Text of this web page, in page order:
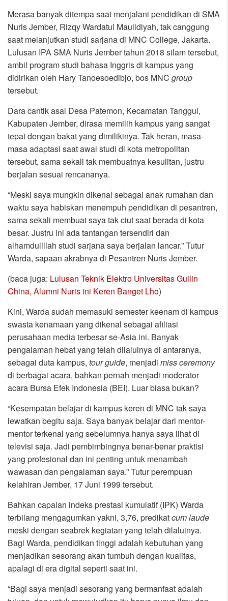
Merasa banyak ditempa saat menjalani pendidikan di SMA
Nuris Jember, Rizqy Wardatul Maulidiyah, tak canggung
saat melanjutkan studi sarjana di MNC College, Jakarta.
Lulusan IPA SMA Nuris Jember tahun 2018 silam tersebut,
ambil program studi bahasa Inggris di kampus yang
didirikan oleh Hary Tanoesoedibjo, bos MNC group
tersebut.
Dara cantik asal Desa Patemon, Kecamatan Tanggul,
Kabupaten Jember, dirasa memilih kampus yang sangat
tepat dengan bakat yang dimilikinya. Tak heran, masa-
masa adaptasi saat awal studi di kota metropolitan
tersebut, sama sekali tak membuatnya kesulitan, justru
berjalan sesuai rencananya.
“Meski saya mungkin dikenal sebagai anak rumahan dan
waktu saya habiskan menempuh pendidikan di pesantren,
sama sekali membuat saya tak ciut saat berada di kota
besar. Justru ini ada tantangan tersendiri dan
alhamdulillah studi sarjana saya berjalan lancar.” Tutur
Warda, sapaan akrabnya di Pesantren Nuris Jember.
(baca juga: Lulusan Teknik Elektro Universitas Guilin
China, Alumni Nuris ini Keren Banget Lho)
Kini, Warda sudah memasuki semester keenam di kampus
swasta kenamaan yang dikenal sebagai afiliasi
perusahaan media terbesar se-Asia ini. Banyak
pengalaman hebat yang telah dilaluinya di antaranya,
sebagai duta kampus, tourguide, menjadi missceremony
di berbagai acara, bahkan pernah menjadi moderator
acara Bursa Efek Indonesia (BEI). Luar biasa bukan?
“Kesempatan belajar di kampus keren di MNC tak saya
lewatkan begitu saja. Saya banyak belajar dari mentor-
mentor terkenal yang sebelumnya hanya saya lihat di
televisi saja. Jadi pembimbingnya benar-benar praktisi
yang profesional dan ini penting untuk menambah
wawasan dan pengalaman saya.” Tutur perempuan
kelahiran Jember, 17 Juni 1999 tersebut.
Bahkan capaian indeks prestasi kumulatif (IPK) Warda
terbilang mengagumkan yakni, 3,76, predikatcum laude
meski dengan seabrek kegiatan yang telah dilaluinya.
Bagi Warda, pendidikan tinggi adalah kebutuhan yang
menjadikan sesorang akan tumbuh dengan kualitas,
apalagi di era digital seperti saat ini.
“Bagi saya menjadi sesorang yang bermanfaat adalah